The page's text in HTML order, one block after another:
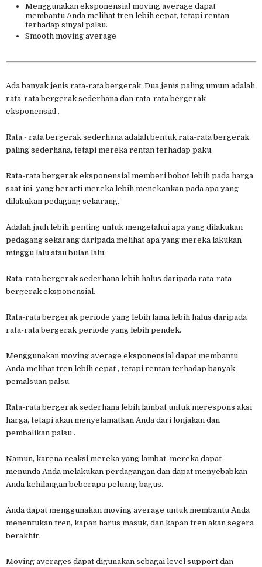
Menggunakan eksponensial moving average dapat
membantu Anda melihat tren lebih cepat, tetapi rentan
terhadap sinyal palsu.
Smooth moving average
Ada banyak jenis rata-rata bergerak. Dua jenis paling umum adalah
rata-rata bergerak sederhana dan rata-rata bergerak
eksponensial .
Rata - rata bergerak sederhana adalah bentuk rata-rata bergerak
paling sederhana, tetapi mereka rentan terhadap paku.
Rata-rata bergerak eksponensial memberi bobot lebih pada harga
saat ini, yang berarti mereka lebih menekankan pada apa yang
dilakukan pedagang sekarang.
Adalah jauh lebih penting untuk mengetahui apa yang dilakukan
pedagang sekarang daripada melihat apa yang mereka lakukan
minggu lalu atau bulan lalu.
Rata-rata bergerak sederhana lebih halus daripada rata-rata
bergerak eksponensial.
Rata-rata bergerak periode yang lebih lama lebih halus daripada
rata-rata bergerak periode yang lebih pendek.
Menggunakan moving average eksponensial dapat membantu
Anda melihat tren lebih cepat , tetapi rentan terhadap banyak
pemalsuan palsu.
Rata-rata bergerak sederhana lebih lambat untuk merespons aksi
harga, tetapi akan menyelamatkan Anda dari lonjakan dan
pembalikan palsu .
Namun, karena reaksi mereka yang lambat, mereka dapat
menunda Anda melakukan perdagangan dan dapat menyebabkan
Anda kehilangan beberapa peluang bagus.
Anda dapat menggunakan moving average untuk membantu Anda
menentukan tren, kapan harus masuk, dan kapan tren akan segera
berakhir.
Moving averages dapat digunakan sebagai level support dan